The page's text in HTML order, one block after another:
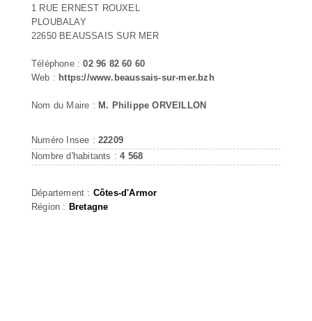
1 RUE ERNEST ROUXEL
PLOUBALAY
22650 BEAUSSAIS SUR MER
Téléphone :02 96 82 60 60
Web : https://www.beaussais-sur-mer.bzh
Nom du Maire : M. Philippe ORVEILLON
Numéro Insee : 22209
Nombre d'habitants :4 568
Département : Côtes-d'Armor
Région : Bretagne